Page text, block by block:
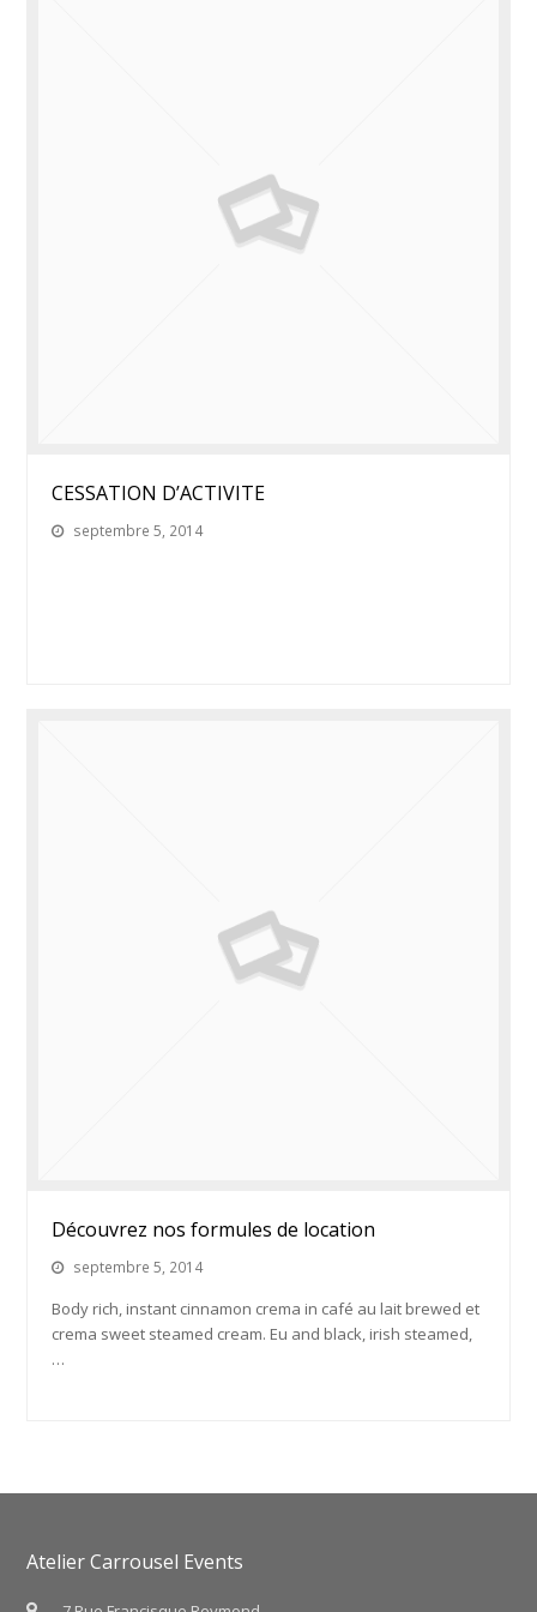
CESSATION D’ACTIVITE
septembre 5, 2014
Découvrez nos formules de location
septembre 5, 2014
Body rich, instant cinnamon crema in café au lait brewed et
crema sweet steamed cream. Eu and black, irish steamed,
…
Atelier Carrousel Events